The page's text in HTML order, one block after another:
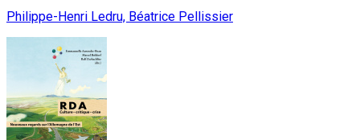
Philippe-Henri Ledru, Béatrice Pellissier